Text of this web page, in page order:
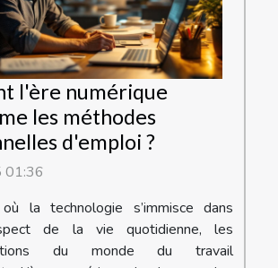
l'ère numérique
les méthodes
d'emploi ?
01:36
la technologie s’immisce dans
de la vie quotidienne, les
du monde du travail